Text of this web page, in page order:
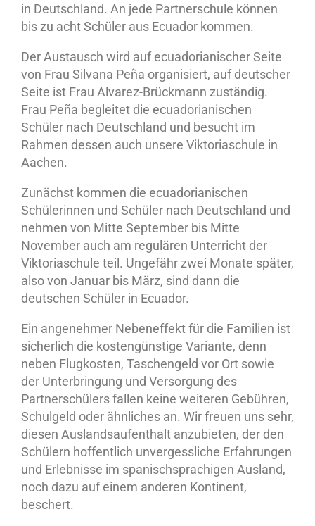
in Deutschland. An jede Partnerschule können
bis zu acht Schüler aus Ecuador kommen.
Der Austausch wird auf ecuadorianischer Seite
von Frau Silvana Peña organisiert, auf deutscher
Seite ist Frau Alvarez-Brückmann zuständig.
Frau Peña begleitet die ecuadorianischen
Schüler nach Deutschland und besucht im
Rahmen dessen auch unsere Viktoriaschule in
Aachen.
Zunächst kommen die ecuadorianischen
Schülerinnen und Schüler nach Deutschland und
nehmen von Mitte September bis Mitte
November auch am regulären Unterricht der
Viktoriaschule teil. Ungefähr zwei Monate später,
also von Januar bis März, sind dann die
deutschen Schüler in Ecuador.
Ein angenehmer Nebeneffekt für die Familien ist
sicherlich die kostengünstige Variante, denn
neben Flugkosten, Taschengeld vor Ort sowie
der Unterbringung und Versorgung des
Partnerschülers fallen keine weiteren Gebühren,
Schulgeld oder ähnliches an. Wir freuen uns sehr,
diesen Auslandsaufenthalt anzubieten, der den
Schülern hoffentlich unvergessliche Erfahrungen
und Erlebnisse im spanischsprachigen Ausland,
noch dazu auf einem anderen Kontinent,
beschert.